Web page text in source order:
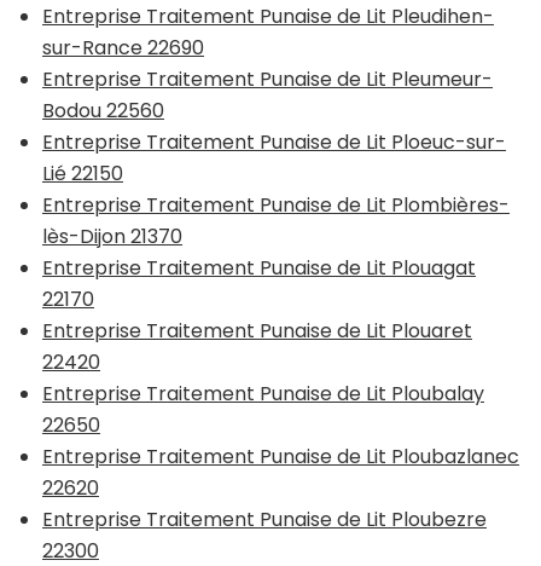
Entreprise Traitement Punaise de Lit Pleudihen-
sur-Rance 22690
Entreprise Traitement Punaise de Lit Pleumeur-
Bodou 22560
Entreprise Traitement Punaise de Lit Ploeuc-sur-
Lié 22150
Entreprise Traitement Punaise de Lit Plombières-
lès-Dijon 21370
Entreprise Traitement Punaise de Lit Plouagat
22170
Entreprise Traitement Punaise de Lit Plouaret
22420
Entreprise Traitement Punaise de Lit Ploubalay
22650
Entreprise Traitement Punaise de Lit Ploubazlanec
22620
Entreprise Traitement Punaise de Lit Ploubezre
22300